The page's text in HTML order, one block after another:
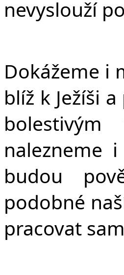
nevyslouží
Dokážeme i
blíž k Ježíši
nalezneme
budou
podobné
pracovat